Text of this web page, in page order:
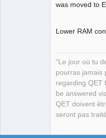
was moved to
Lower RAM
"Le jour où tu
pourras jamais
regarding QET
be answered
QET doivent
seront pas